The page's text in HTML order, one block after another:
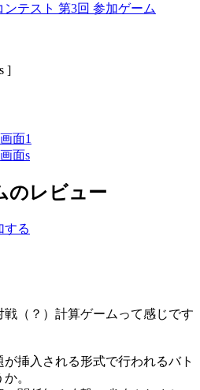
テスト 第3回 参加ゲーム
]
のレビュー
する
（？）計算ゲームって感じです
挿入される形式で行われるバト
。